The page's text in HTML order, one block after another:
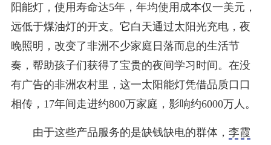
阳能灯，使用寿命达5年，年均使用成本仅一美元，
远低于煤油灯的开支。它白天通过太阳光充电，夜
晚照明，改变了非洲不少家庭日落而息的生活节
奏，帮助孩子们获得了宝贵的夜间学习时间。在没
有广告的非洲农村里，这一太阳能灯凭借品质口口
相传，17年间走进约800万家庭，影响约6000万人。
由于这些产品服务的是缺钱缺电的群体， 李霞